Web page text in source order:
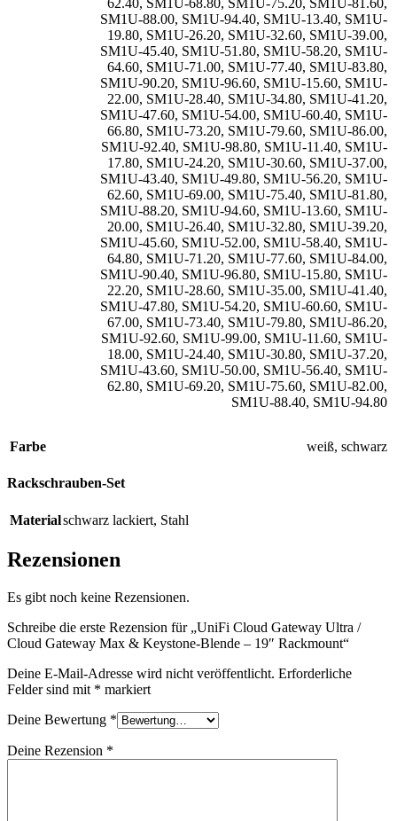
SM1U-88.00, SM1U-94.40, SM1U-13.40, SM1U-
19.80, SM1U-26.20, SM1U-32.60, SM1U-39.00,
SM1U-45.40, SM1U-51.80, SM1U-58.20, SM1U-
64.60, SM1U-71.00, SM1U-77.40, SM1U-83.80,
SM1U-90.20, SM1U-96.60, SM1U-15.60, SM1U-
22.00, SM1U-28.40, SM1U-34.80, SM1U-41.20,
SM1U-47.60, SM1U-54.00, SM1U-60.40, SM1U-
66.80, SM1U-73.20, SM1U-79.60, SM1U-86.00,
SM1U-92.40, SM1U-98.80, SM1U-11.40, SM1U-
17.80, SM1U-24.20, SM1U-30.60, SM1U-37.00,
SM1U-43.40, SM1U-49.80, SM1U-56.20, SM1U-
62.60, SM1U-69.00, SM1U-75.40, SM1U-81.80,
SM1U-88.20, SM1U-94.60, SM1U-13.60, SM1U-
20.00, SM1U-26.40, SM1U-32.80, SM1U-39.20,
SM1U-45.60, SM1U-52.00, SM1U-58.40, SM1U-
64.80, SM1U-71.20, SM1U-77.60, SM1U-84.00,
SM1U-90.40, SM1U-96.80, SM1U-15.80, SM1U-
22.20, SM1U-28.60, SM1U-35.00, SM1U-41.40,
SM1U-47.80, SM1U-54.20, SM1U-60.60, SM1U-
67.00, SM1U-73.40, SM1U-79.80, SM1U-86.20,
SM1U-92.60, SM1U-99.00, SM1U-11.60, SM1U-
18.00, SM1U-24.40, SM1U-30.80, SM1U-37.20,
SM1U-43.60, SM1U-50.00, SM1U-56.40, SM1U-
62.80, SM1U-69.20, SM1U-75.60, SM1U-82.00,
SM1U-88.40, SM1U-94.80
Farbe weiß, schwarz
Rackschrauben-Set
Materialschwarz lackiert, Stahl
Rezensionen
Es gibt noch keine Rezensionen.
Schreibe die erste Rezension für „UniFi Cloud Gateway Ultra /
Cloud Gateway Max & Keystone-Blende – 19″ Rackmount“
Deine E-Mail-Adresse wird nicht veröffentlicht. Erforderliche
Felder sind mit * markiert
Deine Bewertung *
Deine Rezension *